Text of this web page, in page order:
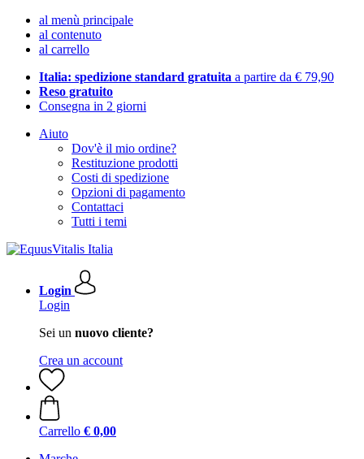
al menù principale
al contenuto
al carrello
Italia: spedizione standard gratuita a partire da € 79,90
Reso gratuito
Consegna in 2 giorni
Aiuto
Dov'è il mio ordine?
Restituzione prodotti
Costi di spedizione
Opzioni di pagamento
Contattaci
Tutti i temi
Login
Login
Sei un nuovo cliente?
Crea un account
Carrello € 0,00